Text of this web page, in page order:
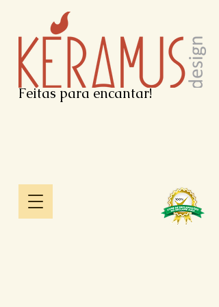
Feitas para encantar!